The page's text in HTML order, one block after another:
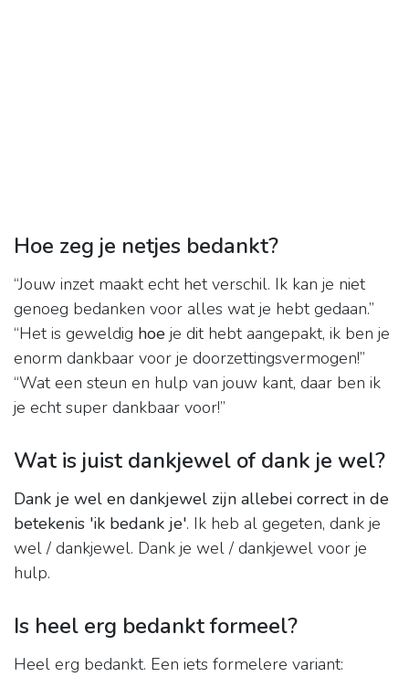
Hoe zeg je netjes bedankt?
“Jouw inzet maakt echt het verschil. Ik kan je niet
genoeg bedanken voor alles wat je hebt gedaan.”
“Het is geweldig hoe je dit hebt aangepakt, ik ben je
enorm dankbaar voor je doorzettingsvermogen!”
“Wat een steun en hulp van jouw kant, daar ben ik
je echt super dankbaar voor!”
Wat is juist dankjewel of dank je wel?
Dank je wel en dankjewel zijn allebei correct in de
betekenis 'ik bedank je'. Ik heb al gegeten, dank je
wel / dankjewel. Dank je wel / dankjewel voor je
hulp.
Is heel erg bedankt formeel?
Heel erg bedankt. Een iets formelere variant: